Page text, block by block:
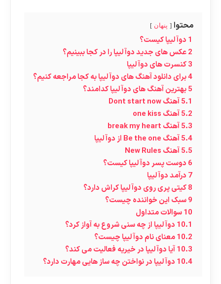
محتوا پنهان
1 دوآ لیپا کیست؟
2عکس های جدید دوآ لیپا را در کجا ببینیم؟
3کنسرت های دوآ لیپا
4برای دانلود آهنگ های دوآ لیپا به کجا مراجعه کنیم؟
5بهترین آهنگ های دوآ لیپا کدامند؟
5.1آهنگ Dont start now
5.2آهنگ one kiss
5.3آهنگ break my heart
5.4آهنگ Be the one از دوآ لیپا
5.5آهنگ New Rules
6 دوست پسر دوآ لیپا کیست؟
7 درآمد دوآ لیپا
8کیتی پری روی دوآ لیپا کراش دارد؟
9سبک این خواننده چیست؟
10سوالات متداول
10.1 دوآ لیپا از چه سنی شروع به آواز کرد؟
10.2معنای نام دوآ لیپا چیست؟
10.3آیا دوآ لیپا در خیریه فعالیت می کند؟
10.4 دوآ لیپا در نواختن چه ساز هایی مهارت دارد؟